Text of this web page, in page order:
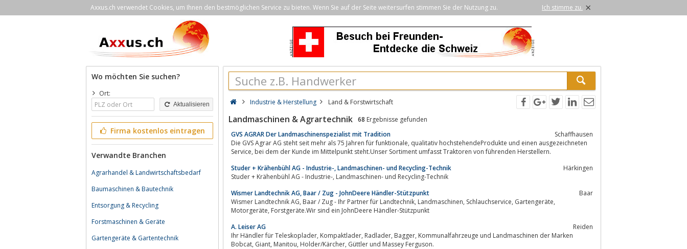
Axxus.ch verwendet Cookies, um Ihnen den bestmöglichen Service zu bieten. Wenn Sie auf der Seite weitersurfen stimmen Sie der Nutzung zu. Ich stimme zu. ×
Wo möchten Sie suchen?
Ort:
Aktualisieren
Firma kostenlos eintragen
Verwandte Branchen
Agrarhandel & Landwirtschaftsbedarf
Baumaschinen & Bautechnik
Entsorgung & Recycling
Forstmaschinen & Geräte
Gartengeräte & Gartentechnik
Industrie & Herstellung Land & Forstwirtschaft
Landmaschinen & Agrartechnik 68 Ergebnisse gefunden
GVS AGRAR Der Landmaschinenspezialist mit Tradition
Schaffhausen
Die GVS Agrar AG steht seit mehr als 75 Jahren für funktionale, qualitativ hochstehendeProdukte und einen ausgezeichneten
Service, bei dem der Kunde im Mittelpunkt steht.Unser Sortiment umfasst Traktoren von führenden Herstellern.
Studer + Krähenbühl AG - Industrie-, Landmaschinen- und Recycling-Technik
Härkingen
Studer + Krähenbühl AG - Industrie-, Landmaschinen- und Recycling-Technik
Wismer Landtechnik AG, Baar / Zug - JohnDeere Händler-Stützpunkt
Baar
Wismer Landtechnik AG, Baar / Zug - Ihr Partner für Landtechnik, Landmaschinen, Schlauchservice, Gartengeräte,
Motorgeräte, Forstgeräte.Wir sind ein JohnDeere Händler-Stützpunkt
A. Leiser AG
Reiden
Ihr Händler für Teleskoplader, Kompaktlader, Radlader, Bagger, Kommunalfahrzeuge und Landmaschinen der Marken
Bobcat, Giant, Manitou, Holder/Kärcher, Güttler und Massey Ferguson.